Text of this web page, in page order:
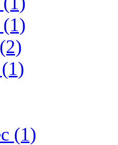
(1)
(2)
(1)
(1)